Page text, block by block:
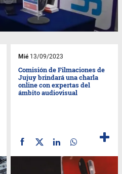
Mié13/09/2023
Comisión de Filmaciones de
Jujuy brindará una charla
online con expertas del
ámbito audiovisual